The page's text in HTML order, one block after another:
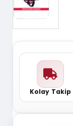
Kolay Takip